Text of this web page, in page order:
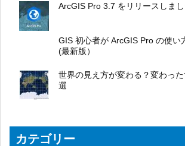
ArcGIS Pro 3.7 をリリースしまし
GIS 初心者が ArcGIS Pro の使い
(最新版）
世界の見え方が変わる？変わっ
選
カテゴリー